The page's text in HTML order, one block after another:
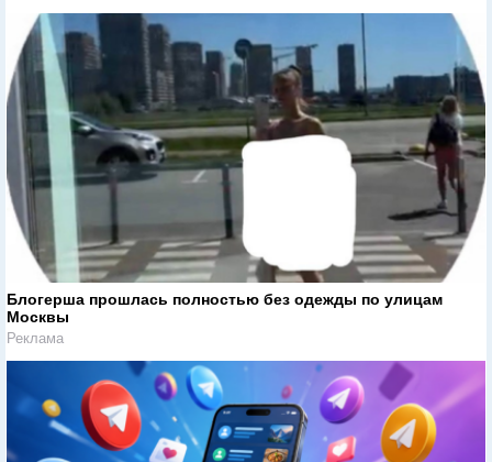
Блогерша прошлась полностью без одежды по улицам
Москвы
Реклама